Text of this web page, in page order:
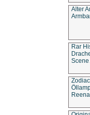
Alter
Rar